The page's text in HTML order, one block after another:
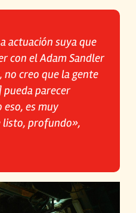
actuación suya que
con el Adam Sandler
no creo que la gente
pueda parecer
es muy
profundo»,